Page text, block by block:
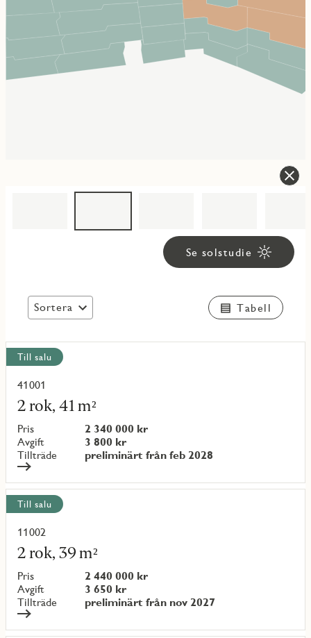
Se solstudie
Sortera Tabell
Visa
alla
objekt
Till salu
41001
2 rok, 41 m²
Pris
2 340 000 kr
Avgift
3 800 kr
Tillträde
preliminärt från feb 2028
Läs
mer
om
objekt
{objectNumber}
Till salu
11002
2 rok, 39 m²
Pris
2 440 000 kr
Avgift
3 650 kr
Tillträde
preliminärt från nov 2027
Läs
mer
om
objekt
{objectNumber}